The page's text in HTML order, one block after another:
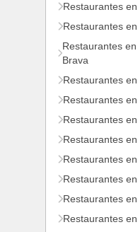
Restaurantes
Restaurantes
Restaurantes
Brava
Restaurantes
Restaurantes
Restaurantes
Restaurantes
Restaurantes
Restaurantes
Restaurantes
Restaurantes